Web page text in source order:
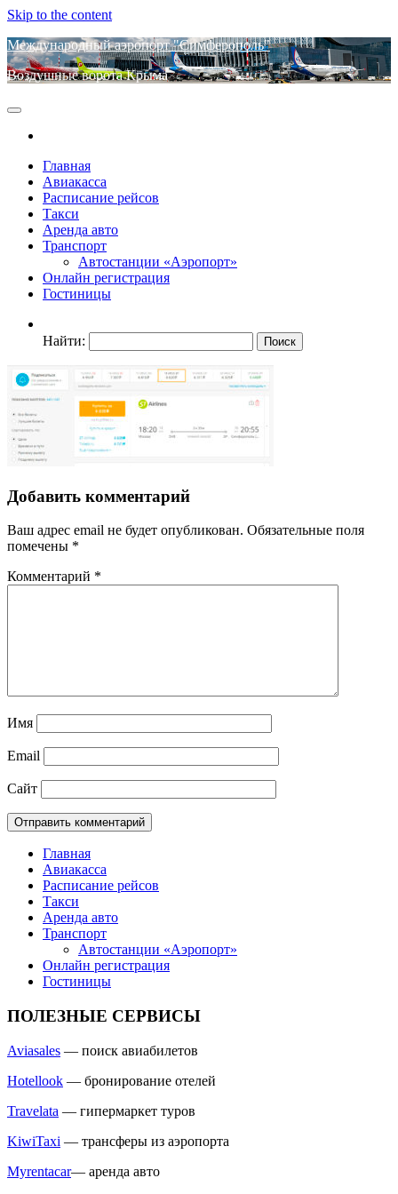
Skip to the content
Международный аэропорт "Симферополь"
Воздушные ворота Крыма
Главная
Авиакасса
Расписание рейсов
Такси
Аренда авто
Транспорт
Автостанции «Аэропорт»
Онлайн регистрация
Гостиницы
Найти:
Добавить комментарий
Ваш адрес email не будет опубликован. Обязательные поля
помечены *
Комментарий *
Имя
Email
Сайт
Главная
Авиакасса
Расписание рейсов
Такси
Аренда авто
Транспорт
Автостанции «Аэропорт»
Онлайн регистрация
Гостиницы
ПОЛЕЗНЫЕ СЕРВИСЫ
Aviasales — поиск авиабилетов
Hotellook — бронирование отелей
Travelata — гипермаркет туров
KiwiTaxi — трансферы из аэропорта
Myrentacar— аренда авто